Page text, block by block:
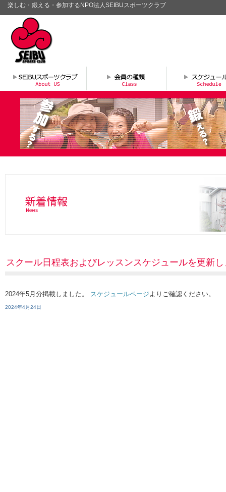
楽しむ・鍛える・参加するNPO法人SEIBUスポーツクラブ
スクール日程表およびレッスンスケジュールを更新
2024年5月分掲載しました。 スケジュールページよりご確認ください。
2024年4月24日